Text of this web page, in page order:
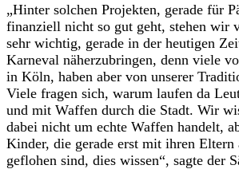
„Hinter solchen Projekten, gerade für
finanziell nicht so gut geht, stehen wir
sehr wichtig, gerade in der heutigen
Karneval näherzubringen, denn viele
in Köln, haben aber von unserer
Viele fragen sich, warum laufen da
und mit Waffen durch die Stadt. Wir
dabei nicht um echte Waffen handelt,
Kinder, die gerade erst mit ihren Eltern
geflohen sind, dies wissen“, sagte der